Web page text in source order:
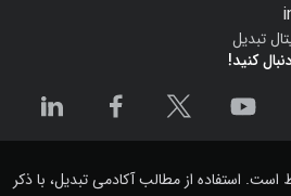
کنید!
تبدیل
استفاده از مطالب آکادمی تبدیل، با ذکر